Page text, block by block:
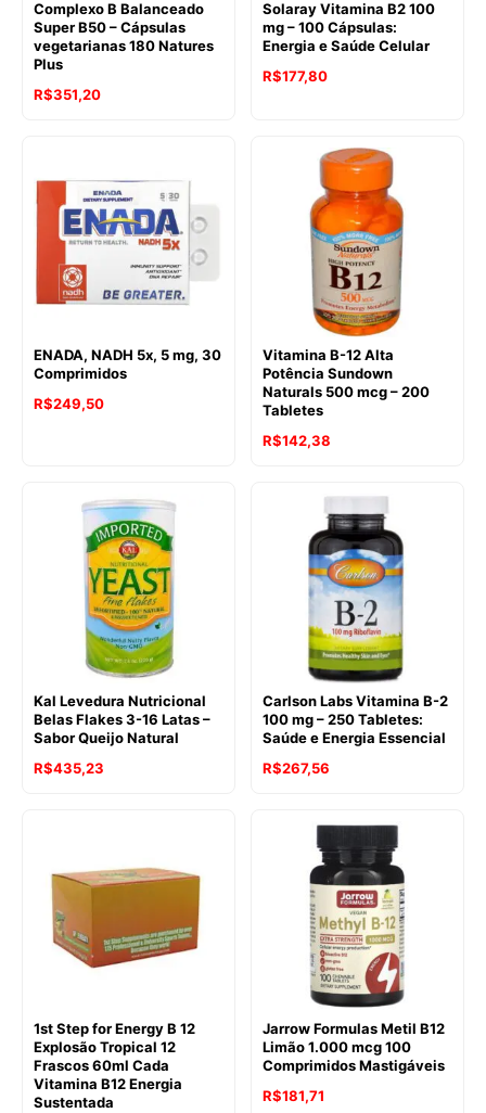
Complexo B Balanceado
Super B50 – Cápsulas
vegetarianas 180 Natures
Plus
R$351,20
Solaray Vitamina B2 100
mg – 100 Cápsulas:
Energia e Saúde Celular
R$177,80
ENADA, NADH 5x, 5 mg, 30
Comprimidos
R$249,50
Vitamina B-12 Alta
Potência Sundown
Naturals 500 mcg – 200
Tabletes
R$142,38
Kal Levedura Nutricional
Belas Flakes 3-16 Latas –
Sabor Queijo Natural
R$435,23
Carlson Labs Vitamina B-2
100 mg – 250 Tabletes:
Saúde e Energia Essencial
R$267,56
1st Step for Energy B 12
Explosão Tropical 12
Frascos 60ml Cada
Vitamina B12 Energia
Sustentada
Jarrow Formulas Metil B12
Limão 1.000 mcg 100
Comprimidos Mastigáveis
R$181,71